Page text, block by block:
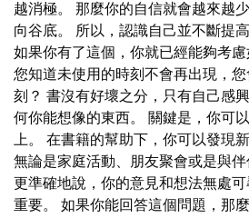
越消極。 那麼你的自信就會越來越
向谷底。 所以，認識自己並不斷提
如果你有了這個，你就已經能夠考
您知道未使用的時刻不會再出現，
刻？ 書沒有好壞之分，只有自己感
何你能想像的東西。 關鍵是，你可
上。 在書籍的幫助下，你可以發現
無論是家庭活動、朋友聚會或是與伴
更準確地說，你的意見和想法無處
重要。 如果你能回答這個問題，那